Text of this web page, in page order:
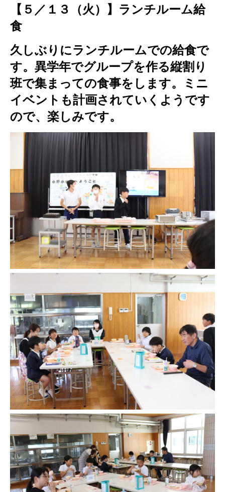
【５／１３（火）】ランチルーム給
食
久しぶりにランチルームでの給食で
す。異学年でグループを作る縦割り
班で集まっての食事をします。ミニ
イベントも計画されていくようです
ので、楽しみです。